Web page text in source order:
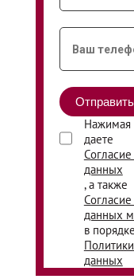
Нажимая
даете
данных
, а также
данных
в
данных